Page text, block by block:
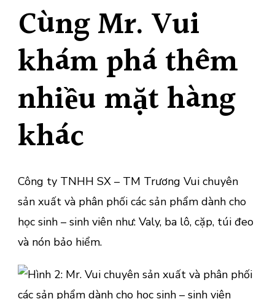
Cùng Mr. Vui
khám phá thêm
nhiều mặt hàng
khác
Công ty TNHH SX – TM Trương Vui chuyên
sản xuất và phân phối các sản phẩm dành cho
học sinh – sinh viên như: Valy, ba lô, cặp, túi đeo
và nón bảo hiểm.